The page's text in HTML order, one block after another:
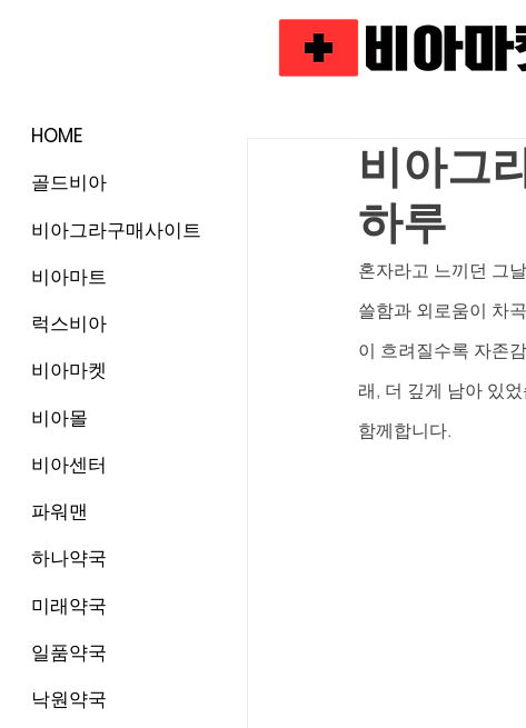
비아그
하루
혼자라고 느끼던 그
쓸함과 외로움이 차
이 흐려질수록 자존
래, 더 깊게 남아 있
함께합니다.
HOME
골드비아
비아그라구매사이트
비아마트
럭스비아
비아마켓
비아몰
비아센터
파워맨
하나약국
미래약국
일품약국
낙원약국